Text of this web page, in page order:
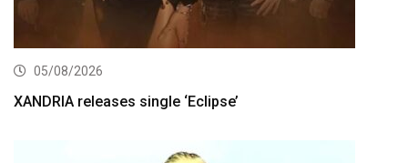
05/08/2026
XANDRIA releases single ‘Eclipse’